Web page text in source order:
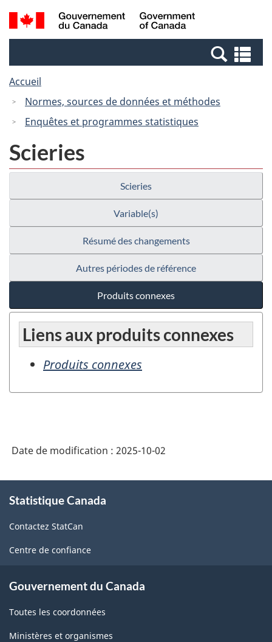
Passer
au
Passer
à
Canada
Recherche
et
et
Accueil
Normes, sources de données et méthodes
Enquêtes et programmes statistiques
Scieries
Scieries
Variable(s)
Résumé des changements
Autres périodes de référence
Produits connexes
Liens aux produits connexes
Produits connexes
Date de modification : 2025-10-02
propos
ce
site
Statistique Canada
Contactez StatCan
Centre de confiance
Gouvernement du Canada
Toutes les coordonnées
Ministères et organismes